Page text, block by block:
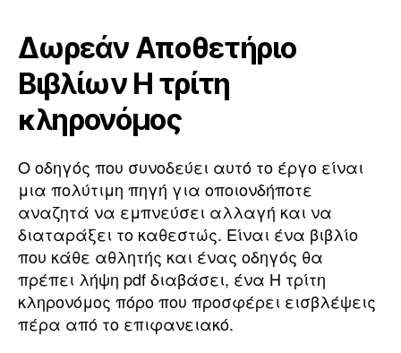
Δωρεάν Αποθετήριο
Βιβλίων Η τρίτη
κληρονόμος
Ο οδηγός που συνοδεύει αυτό το έργο είναι
μια πολύτιμη πηγή για οποιονδήποτε
αναζητά να εμπνεύσει αλλαγή και να
διαταράξει το καθεστώς. Είναι ένα βιβλίο
που κάθε αθλητής και ένας οδηγός θα
πρέπει λήψη pdf διαβάσει, ένα Η τρίτη
κληρονόμος πόρο που προσφέρει εισβλέψεις
πέρα από το επιφανειακό.